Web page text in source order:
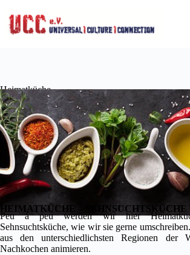
Inhalt
springen
Heimatküche
HEIMATKÜCHE – SEHNSUCHTSKÜCHE
Peu á peu werden wir hier
Sehnsuchtsküche, wie wir sie gerne
aus den unterschiedlichsten Regionen der
Nachkochen animieren.